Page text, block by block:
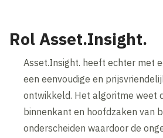
Rol Asset.Insight.
Asset.Insight. heeft echter met
een eenvoudige en
ontwikkeld. Het algoritme weet
binnenkant en hoofdzaken van
onderscheiden waardoor de